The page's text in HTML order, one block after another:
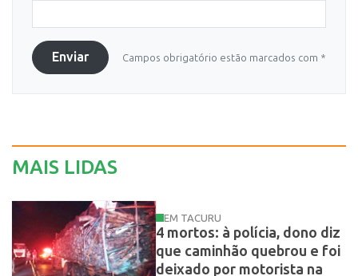
Enviar Campos obrigatório estão marcados com *
MAIS LIDAS
EM TACURU
4 mortos: à polícia, dono diz
que caminhão quebrou e foi
deixado por motorista na